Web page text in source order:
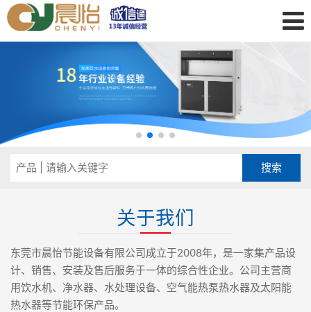
关于我们
东莞市晨怡节能设备有限公司成立于2008年，是一家集产品设
计、销售、安装及售后服务于一体的综合性企业。公司主营商
用饮水机、净水器、水处理设备、空气能热泵热水器及太阳能
热水器等节能环保产品。